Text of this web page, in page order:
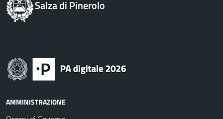
Salza di Pinerolo
AMMINISTRAZIONE